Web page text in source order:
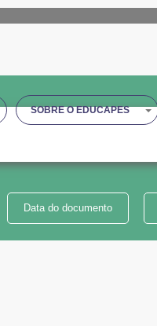
SOBRE O EDUCAPES
Data do documento